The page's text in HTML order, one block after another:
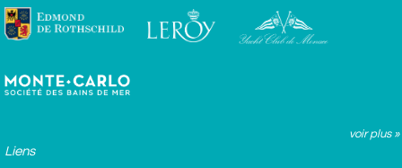
voir plus »
Liens